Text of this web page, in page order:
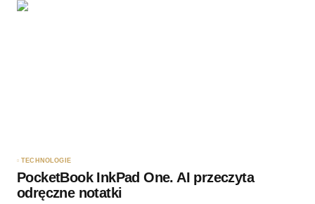
Wyślij komentarz
TECHNOLOGIE
PocketBook InkPad One. AI przeczyta
odręczne notatki